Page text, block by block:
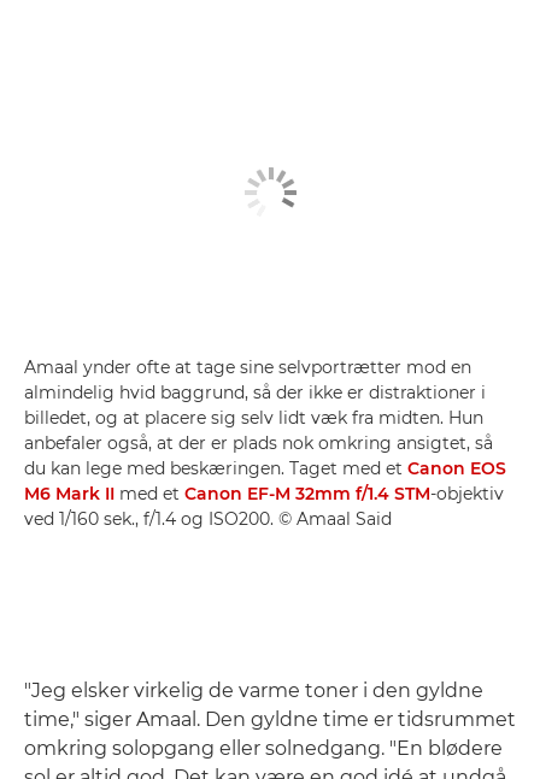
Amaal ynder ofte at tage sine selvportrætter mod en
almindelig hvid baggrund, så der ikke er distraktioner i
billedet, og at placere sig selv lidt væk fra midten. Hun
anbefaler også, at der er plads nok omkring ansigtet, så
du kan lege med beskæringen. Taget med et Canon EOS
M6 Mark II med et Canon EF-M 32mm f/1.4 STM-objektiv
ved 1/160 sek., f/1.4 og ISO200. © Amaal Said
"Jeg elsker virkelig de varme toner i den gyldne
time," siger Amaal. Den gyldne time er tidsrummet
omkring solopgang eller solnedgang. "En blødere